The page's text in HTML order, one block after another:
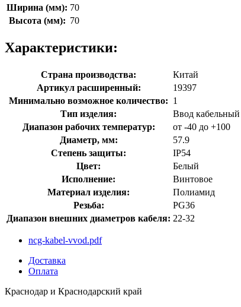
Ширина (мм): 70
Высота (мм): 70
Характеристики:
Страна производства:
Китай
Артикул расширенный:
19397
Минимально возможное количество: 1
Тип изделия:
Ввод кабельный
Диапазон рабочих температур:
от -40 до +100
Диаметр, мм:
57.9
Степень защиты:
IP54
Цвет:
Белый
Исполнение:
Винтовое
Материал изделия:
Полиамид
Резьба:
PG36
Диапазон внешних диаметров кабеля: 22-32
ncg-kabel-vvod.pdf
Доставка
Оплата
Краснодар и Краснодарский край